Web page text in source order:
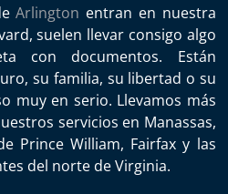
Arlington entran en nuestra
suelen llevar consigo algo
con documentos. Están
su familia, su libertad o su
muy en serio. Llevamos más
servicios en Manassas,
Prince William, Fairfax y las
del norte de Virginia.